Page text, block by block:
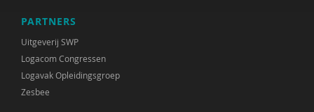
Jeroen Otten
Joram Pach
Adviescommissie rechtsbescherming en
PARTNERS
Uitgeverij SWP
Logacom Congressen
Logavak Opleidingsgroep
Zesbee